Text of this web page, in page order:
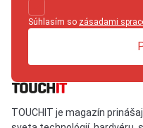
Súhlasím so zásadami
TOUCHIT je magazín